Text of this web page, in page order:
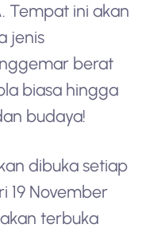
Tempat ini akan
jenis
berat
biasa hingga
budaya!
dibuka setiap
19 November
terbuka